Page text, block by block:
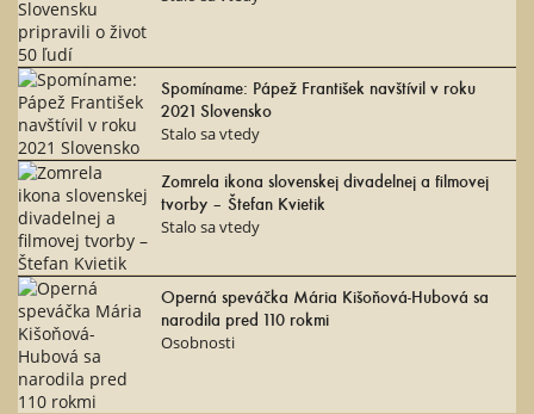
Spomíname: Pápež František navštívil v roku
2021 Slovensko
Stalo sa vtedy
Zomrela ikona slovenskej divadelnej a filmovej
tvorby – Štefan Kvietik
Stalo sa vtedy
Operná speváčka Mária Kišoňová-Hubová sa
narodila pred 110 rokmi
Osobnosti